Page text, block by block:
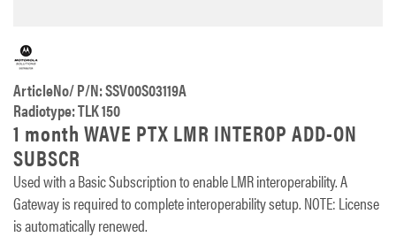
ArticleNo/ P/N: SSV00S03119A
Radiotype: TLK 150
1 month WAVE PTX LMR INTEROP ADD-ON
SUBSCR
Used with a Basic Subscription to enable LMR interoperability. A
Gateway is required to complete interoperability setup. NOTE: License
is automatically renewed.